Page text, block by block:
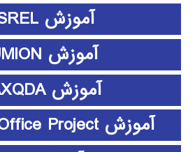
آموزش LISREL
آموزش LUMION
آموزش MAXQDA
آموزش Microsoft Office Project